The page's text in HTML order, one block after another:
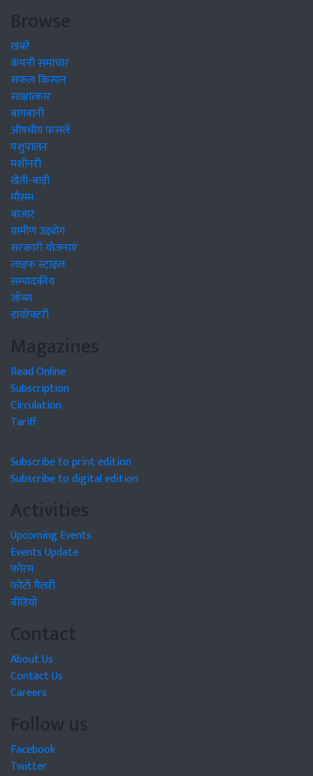
Browse
खबरें
कंपनी समाचार
सफल किसान
साक्षात्कार
बागवानी
औषधीय फसलें
पशुपालन
मशीनरी
खेती-बाड़ी
मौसम
बाजार
ग्रामीण उद्द्योग
सरकारी योजनाएं
लाइफ स्टाइल
सम्पादकीय
जॉब्स
डायरेक्टरी
Magazines
Read Online
Subscription
Circulation
Tariff
Subscribe to print edition
Subscribe to digital edition
Activities
Upcoming Events
Events Update
फोरम
फोटो गैलरी
वीडियो
Contact
About Us
Contact Us
Careers
Follow us
Facebook
Twitter